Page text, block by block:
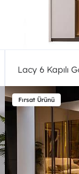
Lacy 6 Kapılı